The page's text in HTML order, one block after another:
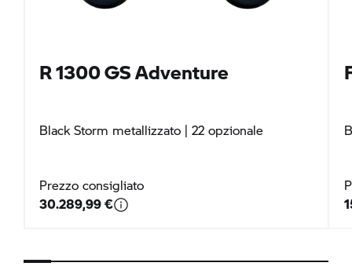
R 1300 GSAdventure
Black Storm metallizzato | 22 opzionale
Prezzo consigliato
30.289,99 €